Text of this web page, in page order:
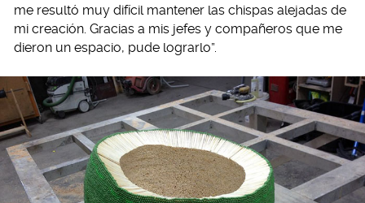
me resultó muy difícil mantener las chispas alejadas de
mi creación. Gracias a mis jefes y compañeros que me
dieron un espacio, pude lograrlo”.